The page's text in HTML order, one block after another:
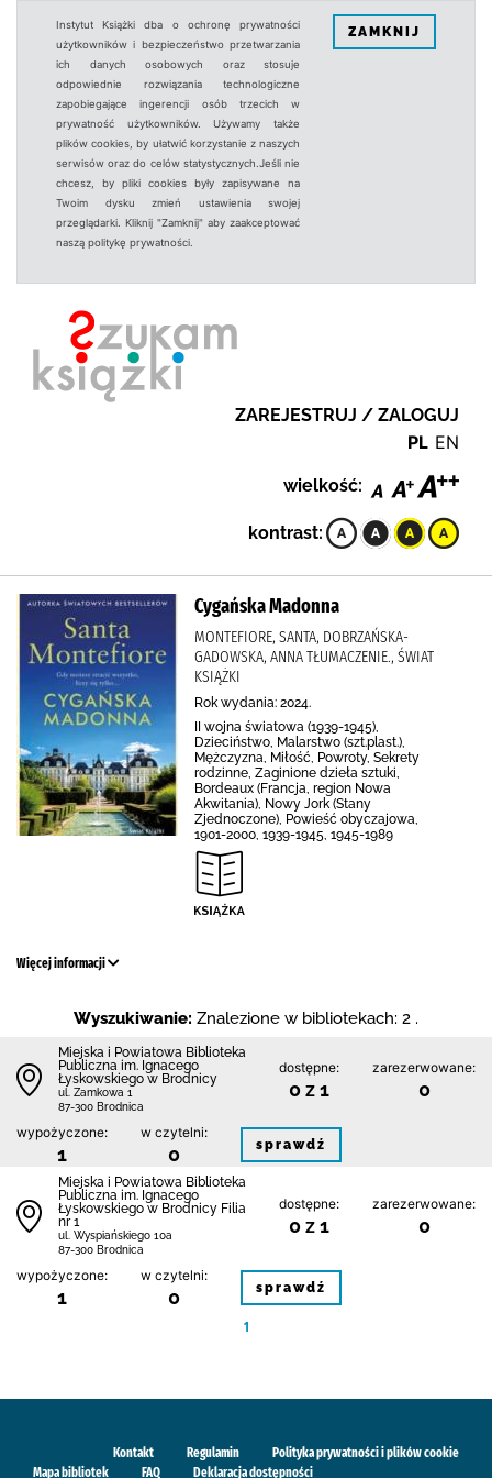
Instytut Książki dba o ochronę prywatności
użytkowników i bezpieczeństwo przetwarzania
ich danych osobowych oraz stosuje
odpowiednie rozwiązania technologiczne
zapobiegające ingerencji osób trzecich w
prywatność użytkowników. Używamy także
plików cookies, by ułatwić korzystanie z naszych
serwisów oraz do celów statystycznych.Jeśli nie
chcesz, by pliki cookies były zapisywane na
Twoim dysku zmień ustawienia swojej
przeglądarki. Kliknij "Zamknij" aby zaakceptować
naszą politykę prywatności.
ZAMKNIJ
ZAREJESTRUJ / ZALOGUJ
PL EN
wielkość:
kontrast:
Cygańska Madonna
MONTEFIORE, SANTA, DOBRZAŃSKA-
GADOWSKA, ANNA TŁUMACZENIE., ŚWIAT
KSIĄŻKI
Rok wydania: 2024.
II wojna światowa (1939-1945),
Dzieciństwo, Malarstwo (szt.plast.),
Mężczyzna, Miłość, Powroty, Sekrety
rodzinne, Zaginione dzieła sztuki,
Bordeaux (Francja, region Nowa
Akwitania), Nowy Jork (Stany
Zjednoczone), Powieść obyczajowa,
1901-2000, 1939-1945, 1945-1989
Więcej informacji
Wyszukiwanie: Znalezione w bibliotekach: 2 .
Miejska i Powiatowa Biblioteka
Publiczna im. Ignacego
Łyskowskiego w Brodnicy
ul. Zamkowa 1
87-300 Brodnica
dostępne:
0 z 1
zarezerwowane:
0
wypożyczone:
1
w czytelni:
0 sprawdź
Miejska i Powiatowa Biblioteka
Publiczna im. Ignacego
Łyskowskiego w Brodnicy Filia
nr 1
ul. Wyspiańskiego 10a
87-300 Brodnica
dostępne:
0 z 1
zarezerwowane:
0
wypożyczone:
1
w czytelni:
0 sprawdź
1
Kontakt Regulamin
Polityka prywatności i plików cookie
Mapa bibliotek
FAQ Deklaracja dostępności